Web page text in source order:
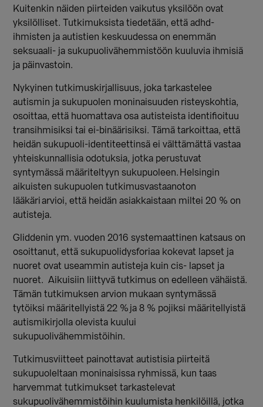
Kuitenkin näiden piirteiden vaikutus yksilöön ovat
yksilölliset. Tutkimuksista tiedetään, että adhd-
ihmisten ja autistien keskuudessa on enemmän
seksuaali- ja sukupuolivähemmistöön kuuluvia ihmisiä
ja päinvastoin.
Nykyinen tutkimuskirjallisuus, joka tarkastelee
autismin ja sukupuolen moninaisuuden risteyskohtia,
osoittaa, että huomattava osa autisteista identifioituu
transihmisiksi tai ei-binäärisiksi. Tämä tarkoittaa, että
heidän sukupuoli-identiteettinsä ei välttämättä vastaa
yhteiskunnallisia odotuksia, jotka perustuvat
syntymässä määriteltyyn sukupuoleen. Helsingin
aikuisten sukupuolen tutkimusvastaanoton
lääkäri arvioi, että heidän asiakkaistaan miltei 20 % on
autisteja.
Gliddenin ym. vuoden 2016 systemaattinen katsaus on
osoittanut, että sukupuolidysforiaa kokevat lapset ja
nuoret ovat useammin autisteja kuin cis- lapset ja
nuoret. Aikuisiin liittyvä tutkimus on edelleen vähäistä.
Tämän tutkimuksen arvion mukaan syntymässä
tytöiksi määritellyistä 22 % ja 8 % pojiksi määritellyistä
autismikirjolla olevista kuului
sukupuolivähemmistöihin.
Tutkimusviitteet painottavat autistisia piirteitä
sukupuoleltaan moninaisissa ryhmissä, kun taas
harvemmat tutkimukset tarkastelevat
sukupuolivähemmistöihin kuulumista henkilöillä, jotka